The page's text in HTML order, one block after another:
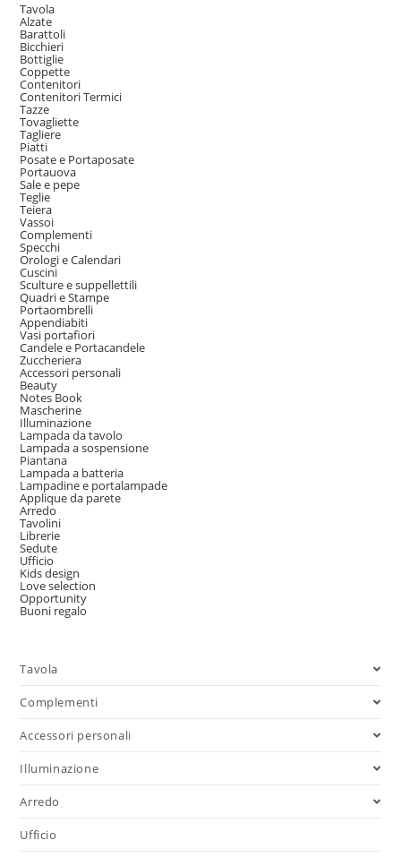
Tavola
Alzate
Barattoli
Bicchieri
Bottiglie
Coppette
Contenitori
Contenitori Termici
Tazze
Tovagliette
Tagliere
Piatti
Posate e Portaposate
Portauova
Sale e pepe
Teglie
Teiera
Vassoi
Complementi
Specchi
Orologi e Calendari
Cuscini
Sculture e suppellettili
Quadri e Stampe
Portaombrelli
Appendiabiti
Vasi portafiori
Candele e Portacandele
Zuccheriera
Accessori personali
Beauty
Notes Book
Mascherine
Illuminazione
Lampada da tavolo
Lampada a sospensione
Piantana
Lampada a batteria
Lampadine e portalampade
Applique da parete
Arredo
Tavolini
Librerie
Sedute
Ufficio
Kids design
Love selection
Opportunity
Buoni regalo
Tavola
Complementi
Accessori personali
Illuminazione
Arredo
Ufficio